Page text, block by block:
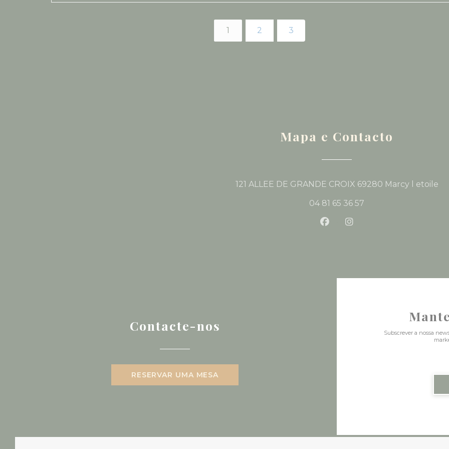
1 2 3
Mapa e Contacto
121 ALLEE DE GRANDE CROIX 69280 Marcy l etoile
04 81 65 36 57
Facebook ((abre numa
Instagram ((abre
Contacte-nos
RESERVAR UMA MESA
Subscrever a nossa